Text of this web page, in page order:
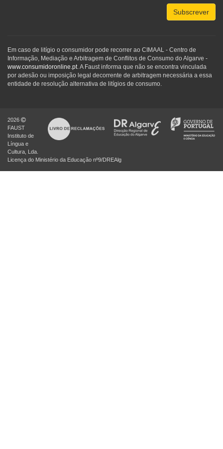
Subscrever
Em caso de litígio o consumidor pode recorrer ao CIMAAL - Centro de
Informação, Mediação e Arbitragem de Conflitos de Consumo do Algarve -
www.consumidoronline.pt. A Faust informa que não se encontra vinculada
por adesão ou imposição legal decorrente de arbitragem necessária a essa
entidade de resolução alternativa de litígios de consumo.
2026
FAUST
Instituto de
Língua e
Cultura, Lda.
Licença do Ministério da Educação nº9/DREAlg